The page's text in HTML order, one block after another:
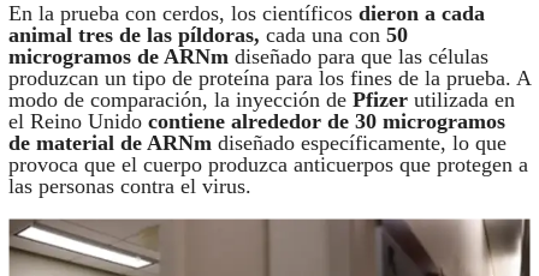
En la prueba con cerdos, los científicos dieron a cada
animal tres de las píldoras, cada una con 50
microgramos de ARNm diseñado para que las células
produzcan un tipo de proteína para los fines de la prueba. A
modo de comparación, la inyección de Pfizer utilizada en
el Reino Unido contiene alrededor de 30 microgramos
de material de ARNm diseñado específicamente, lo que
provoca que el cuerpo produzca anticuerpos que protegen a
las personas contra el virus.